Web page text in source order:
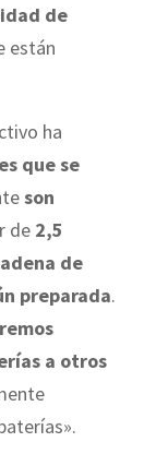
de
están
ha
que se
son
de 2,5
de
preparada.
a otros